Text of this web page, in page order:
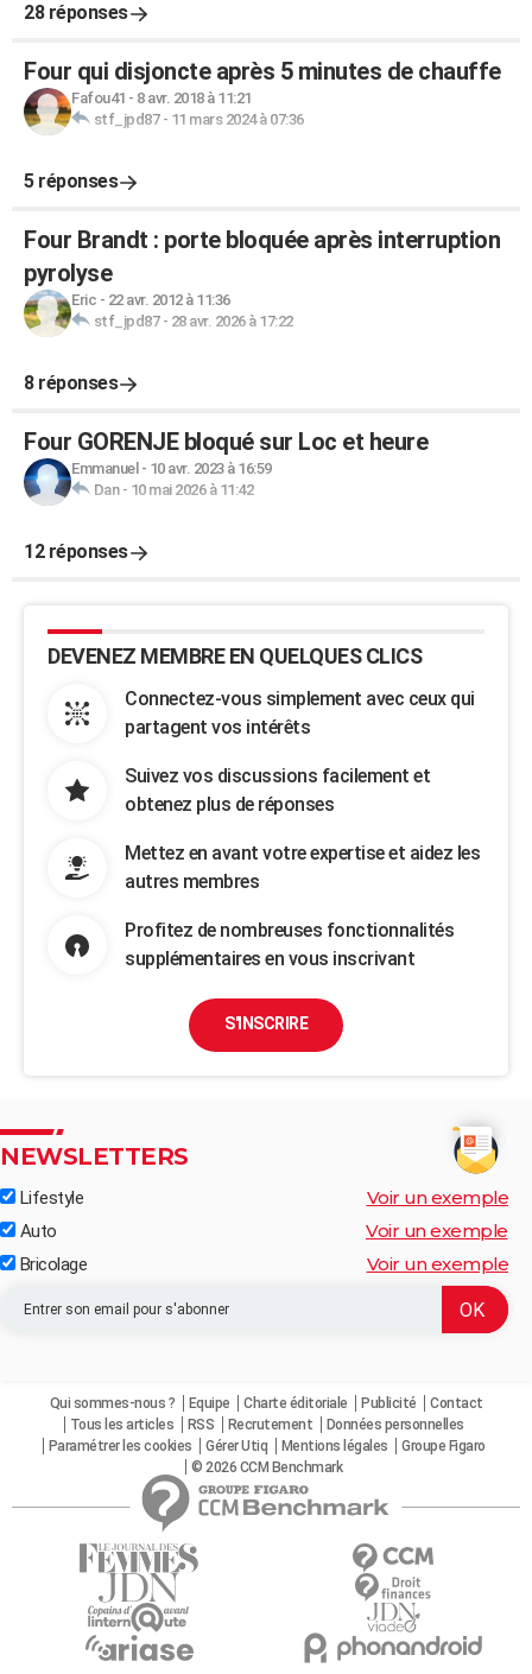
28 réponses
Four qui disjoncte après 5 minutes de chauffe
Fafou41 - 8 avr. 2018 à 11:21
stf_jpd87- 11 mars 2024 à 07:36
5 réponses
Four Brandt : porte bloquée après interruption
pyrolyse
Eric - 22 avr. 2012 à 11:36
stf_jpd87- 28 avr. 2026 à 17:22
8 réponses
Four GORENJE bloqué sur Loc et heure
Emmanuel - 10 avr. 2023 à 16:59
Dan- 10 mai 2026 à 11:42
12 réponses
DEVENEZ MEMBRE EN QUELQUES CLICS
Connectez-vous simplement avec ceux qui
partagent vos intérêts
Suivez vos discussions facilement et
obtenez plus de réponses
Mettez en avant votre expertise et aidez les
autres membres
Profitez de nombreuses fonctionnalités
supplémentaires en vous inscrivant
S'INSCRIRE
NEWSLETTERS
Lifestyle Voir un exemple
Auto Voir un exemple
Bricolage Voir un exemple
Qui sommes-nous ? Equipe Charte éditoriale Publicité
Contact
Tous les articles
RSS Recrutement
Données personnelles
Paramétrer les cookies
Gérer Utiq Mentions légales
Groupe Figaro
© 2026 CCM Benchmark